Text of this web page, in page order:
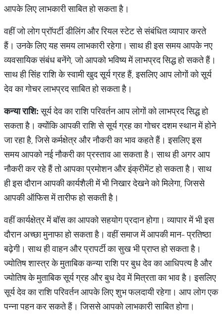
आपके लिए लाभकारी साबित हो सकता है।
वहीं जो लोग प्रॉपर्टी डीलिंग और रियल स्टेट से संबंधित व्यापार करते
हैं। उनके लिए यह समय लाभकारी रहेगा। साथ ही इस समय आपके नए
व्यवसायिक संबंध बनेंगे, जो आपको भविष्य में लाभप्रद सिद्ध हो सकते हैं।
साथ ही सिंह राशि के स्वामी खुद सूर्य ग्रह हैं, इसलिए आप लोगों को सूर्य
देव का गोचर लाभप्रद साबित हो सकता है।
कन्याराशि:सूर्य देव का राशि परिवर्तन आप लोगों को लाभप्रद सिद्ध हो
सकता है। क्योंकि आपकी राशि से सूर्य ग्रह का गोचर दशम स्थान में होने
जा रहा है, जिसे कर्मक्षेत्र और नौकरी का भाव कहते हैं। इसलिए इस
समय आपको नई नौकरी का प्रस्ताव आ सकता है। साथ ही अगर आप
नौकरी कर रहे हैं तो आपका प्रमोशन और इंक्रीमेंट हो सकता है। साथ
ही इस दौरान आपकी कार्यशैली में भी निखार देखने को मिलेगा, जिससे
आपकी ऑफिस में तारीफ हो सकती है।
वहीं कार्यक्षेत्र में बॉस का आपको सहयोग प्रदान होगा। व्यापार में भी इस
दौरान अच्छा मुनाफा हो सकता है। वहीं समाज में आपकी मान- प्रतिष्ठा
बढ़ेगी। साथ ही वाहन और प्रापर्टी का सुख भी प्राप्त हो सकता है।
ज्योतिष शास्त्र के मुताबिक कन्या राशि पर बुध देव का आधिपत्य है और
ज्योतिष के मुताबिक सूर्य ग्रह और बुध देव में मित्रता का भाव है। इसलिए
सूर्य देव का राशि परिवर्तन आपके लिए शुभ फलदायी रहेगा। आप लोग एक
पन्ना पहन कर सकते हैं। जिससे आपको लाभकारी साबित होगा।